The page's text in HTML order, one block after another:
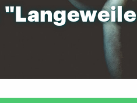
"Langeweile